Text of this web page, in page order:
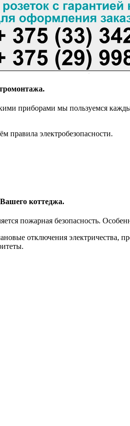
приборами мы пользуемся
правила электробезопасности.
коттеджа.
пожарная безопасность.
отключения электричества,